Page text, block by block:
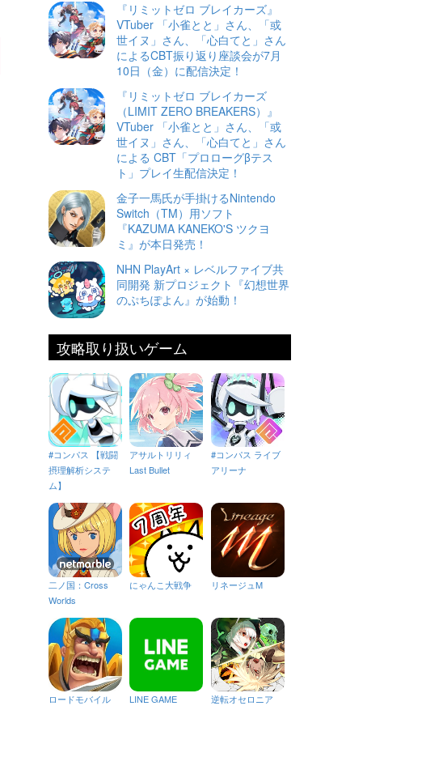
『リミットゼロ ブレイカーズ』
VTuber 「小雀とと」さん、「或
世イヌ」さん、「心白てと」さん
によるCBT振り返り座談会が7月
10日（金）に配信決定！
『リミットゼロ ブレイカーズ
（LIMIT ZERO BREAKERS）』
VTuber 「小雀とと」さん、「或
世イヌ」さん、「心白てと」さん
による CBT「プロローグβテス
ト」プレイ生配信決定！
金子一馬氏が手掛けるNintendo
Switch（TM）用ソフト
『KAZUMA KANEKO'S ツクヨ
ミ』が本日発売！
NHN PlayArt × レベルファイブ共
同開発 新プロジェクト『幻想世界
のぷちぽよん』が始動！
攻略取り扱いゲーム
#コンパス 【戦闘
摂理解析システ
ム】
アサルトリリィ
Last Bullet
#コンパス ライブ
アリーナ
二ノ国：Cross
Worlds
にゃんこ大戦争 リネージュM
ロードモバイル LINE GAME 逆転オセロニア